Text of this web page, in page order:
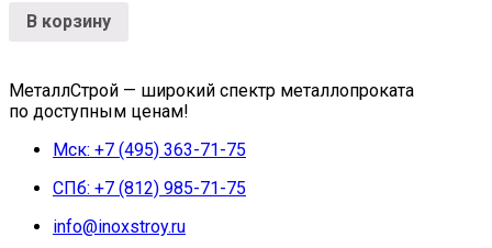
В корзину
МеталлСтрой — широкий спектр металлопроката
по доступным ценам!
Мск: +7 (495) 363-71-75
СПб: +7 (812) 985-71-75
info@inoxstroy.ru